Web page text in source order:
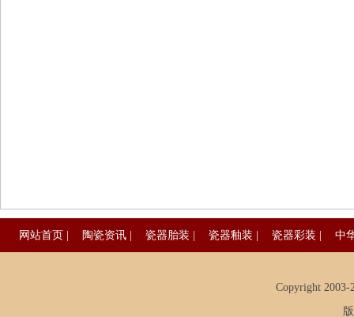
网站首页 陶瓷资讯 瓷器胎装 瓷器釉装 瓷器彩装 中
Copyright 2003-